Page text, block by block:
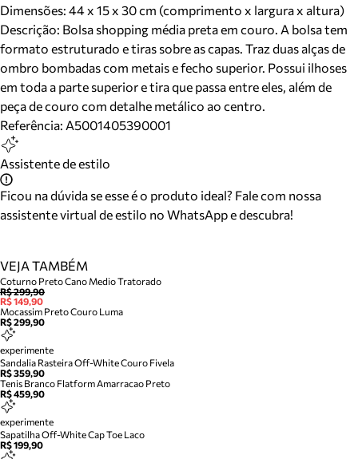
Dimensões: 44 x 15 x 30 cm (comprimento x largura x altura)
Descrição: Bolsa shopping média preta em couro. A bolsa tem
formato estruturado e tiras sobre as capas. Traz duas alças de
ombro bombadas com metais e fecho superior. Possui ilhoses
em toda a parte superior e tira que passa entre eles, além de
peça de couro com detalhe metálico ao centro.
Referência: A5001405390001
Assistente de estilo
Ficou na dúvida se esse é o produto ideal? Fale com nossa
assistente virtual de estilo no WhatsApp e descubra!
VEJA TAMBÉM
Coturno Preto Cano Medio Tratorado
R$ 299,90
R$ 149,90
Mocassim Preto Couro Luma
R$ 299,90
experimente
Sandalia Rasteira Off-White Couro Fivela
R$ 359,90
Tenis Branco Flatform Amarracao Preto
R$ 459,90
experimente
Sapatilha Off-White Cap Toe Laco
R$ 199,90